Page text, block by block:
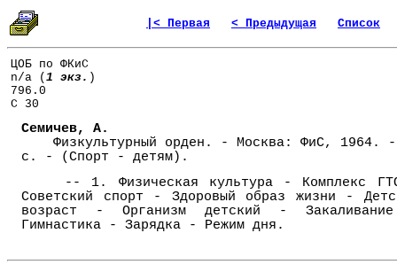
|< Первая < Предыдущая Список
ЦОБ по ФКиС
n/a ( 1 экз. )
796.0
С 30
Семичев, А.
Физкультурный орден. - Москва: ФиС, 1964.
с. - (Спорт - детям).
-- 1. Физическая культура - Комплекс
Советский спорт - Здоровый образ жизни -
возраст - Организм детский -
Гимнастика - Зарядка - Режим дня.